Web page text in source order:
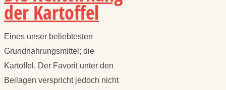
der Kartoffel
Eines unser beliebtesten
Grundnahrungsmittel; die
Kartoffel. Der Favorit unter den
Beilagen verspricht jedoch nicht